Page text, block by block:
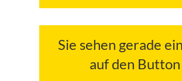
Sie sehen gerade
auf den